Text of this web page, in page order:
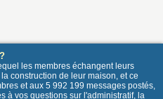
les membres échangent leurs
construction de leur maison, et ce
et aux 5 992 199 messages postés,
à vos questions sur l'administratif, la